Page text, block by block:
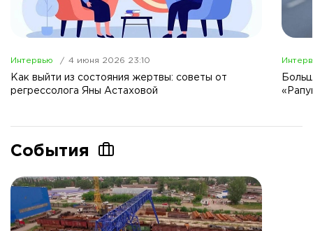
Интервью 4 июня 2026 23:10
Как выйти из состояния жертвы: советы от
регрессолога Яны Астаховой
События